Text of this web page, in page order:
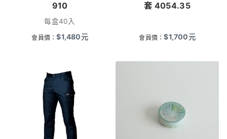
910
每盒40入
會員價：$1,480元
套 4054.35
會員價：$1,700元